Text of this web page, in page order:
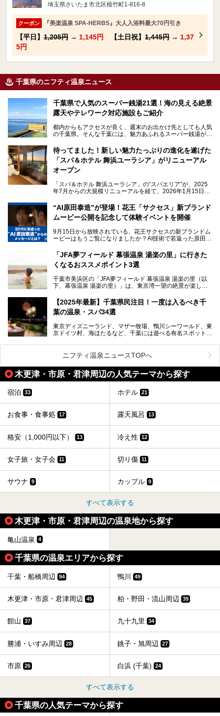
埼玉県さいたま市北区植竹町1-816-8
クーポン 『美楽温泉 SPA-HERBS』大人入浴料最大70円引き
【平日】 1,205円 → 1,145円 【土日祝】 1,445円 → 1,37
5円
千葉県のニフティ温泉ニュース
千葉県で人気のスーパー銭湯21選！海の見える絶景
露天やテレワーク対応施設もご紹介
都内からもアクセスが良く、週末のお出かけ先としても人気
の千葉県。そんな千葉には、魅力あふれるスーパー銭湯がた
「サウナでしっかりととのいたい」「海が見える絶景で非日
常を味わいたい」「子連れでも気兼ねなく1日過ごした
い」。
そんな多様なニーズに応える施設が揃っているため、その日
の目的に合った施設がきっと見つかるはずです。
さらに最近では、24時間営業で深夜まで滞在できる施設
や、テレワーク・コワーキングスペースを備えた仕事もでき
るスパも増えており、ただの入浴施設にとどまらない進化を
本記事では、人気スーパー銭湯から絶景施設、コワーキング
スペースや休憩スペースが充実した施設、子連れファミリー
向けの施設など、目的に合わせたおすすめの施設を紹介しま
す。
ださい。
待ってました！新しい魅力たっぷりの進化を遂げた
「スパ＆ホテル 舞浜ユーラシア」がリニューアル
オープン
「スパ＆ホテル 舞浜ユーラシア」の“スパエリア”が、2025
年7月からの大規模リニューアルを経て、2026年1月15日
新設エリアや生まれ変わった浴場・サウナの魅力を、人気キ
ャラクター「ユーラシわん」と一緒にご紹介します。必見の
───
提供元：SPA＆HOTEL舞浜ユーラシア【PR】
です。
“AI原田泰造”が登場！花王「サクセス」新ブランド
ムービー公開を記念して体験イベントを開催
9月15日から放映されている、花王サクセスの新ブランドム
ービーはもうご覧になりましたか？AI技術で若返った原田泰
伝えるムービーです。公開を記念して、スパメッツァおおた
か竜泉寺の湯にて体験イベントを開催。花王サクセスの製品
が無料で試せるチャンスです！
提供元：花王株式会社【PR】
この記事は花王株式会社商品のPRレポート記事です。
「JFA夢フィールド 幕張温泉 湯楽の里」に行きた
くなるおススメポイント3選
千葉市美浜区の「JFA夢フィールド 幕張温泉 湯楽の里（以
下、幕張温泉 湯楽の里）」は、東京湾一望の絶景が楽しめ
設備も天然温泉の露天風呂、サウナ、岩盤浴のほか、高濃度
炭酸泉、海の見えるお休み処や食事処、展望抜群の屋上ま
で、年代を問わずたっぷり楽しめます。
今回は人気のこの施設の中でも、特におススメしたい3つの
ポイントについて厳選してお届けします。読めばきっと、行
【2025年最新】千葉県民注目！一度は入るべき千
葉の温泉・スパ34選
東京ディズニーランド、マザー牧場、鴨川シーワールド、東
京ドイツ村、海ほたるなど、千葉には遊べる有名スポットが
県で生まれ、千葉県で育ち、つい最近まで千葉在住だった私
がお勧めする、一度は入るべき千葉の温泉・スパ34選をま
とめました。
ニフティ温泉ニュースTOPへ
木更津・市原・君津周辺の人気テーマから探す
宿泊 33 ホテル 21
お食事・食事処 17 露天風呂 13
格安（1,000円以下） 13 冷え性 12
女子旅・女子会 11 切り傷 11
サウナ 9 カップル 9
すべて表示する
木更津・市原・君津周辺の温泉地から探す
亀山温泉 4
千葉県の温泉エリアから探す
千葉・船橋周辺 94 鴨川 49
木更津・市原・君津周辺 45 柏・野田・流山周辺 39
館山 37 九十九里 34
勝浦・いすみ周辺 28 銚子・旭周辺 27
市原 26 白浜 (千葉) 24
すべて表示する
千葉県の人気テーマから探す